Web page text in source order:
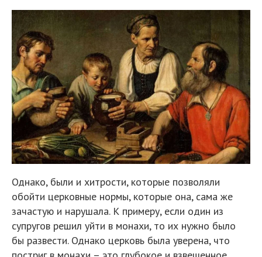
Однако, были и хитрости, которые позволяли
обойти церковные нормы, которые она, сама же
зачастую и нарушала. К примеру, если один из
супругов решил уйти в монахи, то их нужно было
бы развести. Однако церковь была уверена, что